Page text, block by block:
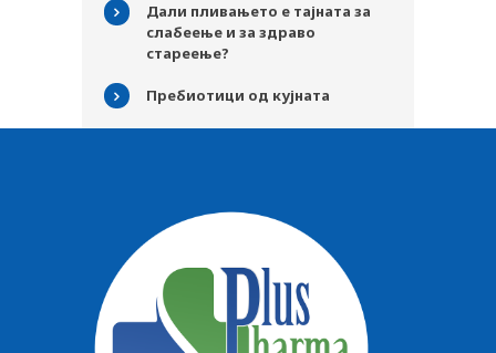
Дали пливањето е тајната за
слабеење и за здраво
стареење?
Пребиотици од кујната